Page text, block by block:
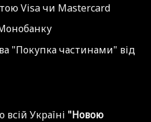
Visa чи Mastercard
"Покупка частинами" від
Україні "Новою